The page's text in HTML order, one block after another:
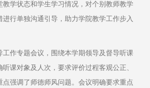
教学状态和学生学习情况，对个别教师教学
进行单独沟通引导，助力学院教学工作步入
工作专题会议，围绕本学期领导及督导听课
课对象及人次，要求评价过程客观公正、
点强调了师德师风问题。会议明确要求重点